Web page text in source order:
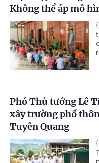
Không thể áp mô
Phó Thủ tướng Lê
xây trường phổ
Tuyên Quang